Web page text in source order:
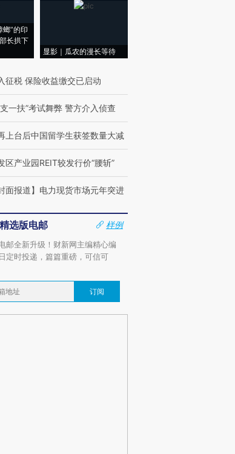
螂”的印
长拱下
显影｜瓜农的漫长等待
征税 保险收益缴交已启动
一扶”考试舞弊 警方介入侦查
上台后中国留学生获签数量大减
区产业园REIT较发行价“腰斩”
封面报道】电力现货市场元年突进
选版电邮
样例
邮全新升级！财新网主编精心编
定时投递，篇篇重磅，可信可
订阅